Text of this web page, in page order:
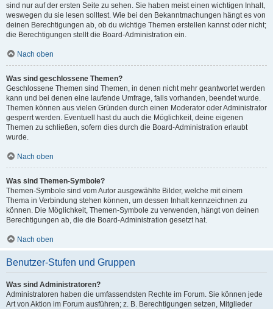
sind nur auf der ersten Seite zu sehen. Sie haben meist einen wichtigen Inhalt,
weswegen du sie lesen solltest. Wie bei den Bekanntmachungen hängt es von
deinen Berechtigungen ab, ob du wichtige Themen erstellen kannst oder nicht;
die Berechtigungen stellt die Board-Administration ein.
Nach oben
Was sind geschlossene Themen?
Geschlossene Themen sind Themen, in denen nicht mehr geantwortet werden
kann und bei denen eine laufende Umfrage, falls vorhanden, beendet wurde.
Themen können aus vielen Gründen durch einen Moderator oder Administrator
gesperrt werden. Eventuell hast du auch die Möglichkeit, deine eigenen
Themen zu schließen, sofern dies durch die Board-Administration erlaubt
wurde.
Nach oben
Was sind Themen-Symbole?
Themen-Symbole sind vom Autor ausgewählte Bilder, welche mit einem
Thema in Verbindung stehen können, um dessen Inhalt kennzeichnen zu
können. Die Möglichkeit, Themen-Symbole zu verwenden, hängt von deinen
Berechtigungen ab, die die Board-Administration gesetzt hat.
Nach oben
Benutzer-Stufen und Gruppen
Was sind Administratoren?
Administratoren haben die umfassendsten Rechte im Forum. Sie können jede
Art von Aktion im Forum ausführen; z. B. Berechtigungen setzen, Mitglieder